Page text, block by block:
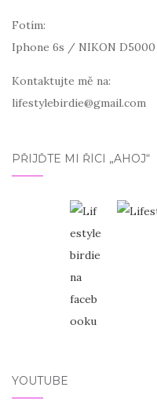
Fotím:
Iphone 6s / NIKON D5000
Kontaktujte mě na:
lifestylebirdie@gmail.com
PŘIJĎTE MI ŘÍCI „AHOJ“
YOUTUBE